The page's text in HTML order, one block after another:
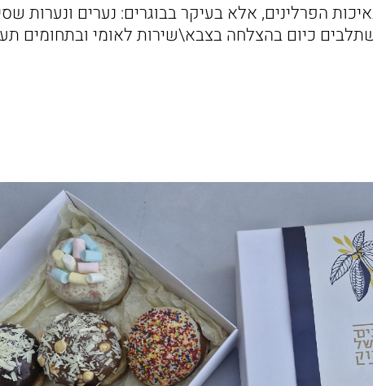
הפרלינים, אלא בעיקר בבוגרים: נערים ונערות
כיום בהצלחה בצבא\שירות לאומי ובתחומים